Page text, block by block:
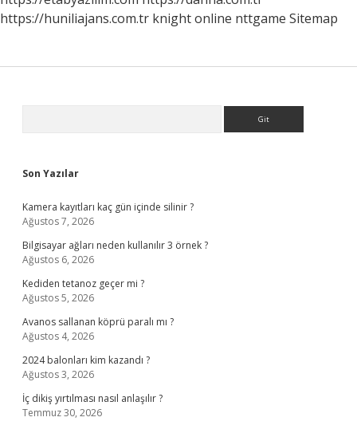
https://huniliajans.com.tr knight online nttgame Sitemap
Son Yazılar
Kamera kayıtları kaç gün içinde silinir ?
Ağustos 7, 2026
Bilgisayar ağları neden kullanılır 3 örnek ?
Ağustos 6, 2026
Kediden tetanoz geçer mi ?
Ağustos 5, 2026
Avanos sallanan köprü paralı mı ?
Ağustos 4, 2026
2024 balonları kim kazandı ?
Ağustos 3, 2026
İç dikiş yırtılması nasıl anlaşılır ?
Temmuz 30, 2026